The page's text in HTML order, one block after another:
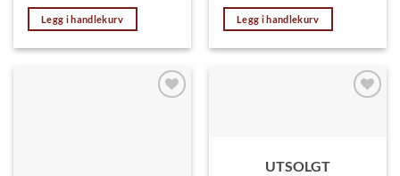
Legg i handlekurv Legg i handlekurv
UTSOLGT